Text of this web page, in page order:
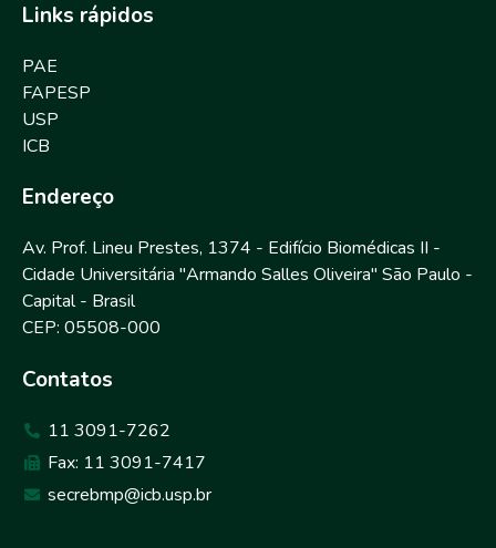
Links rápidos
PAE
FAPESP
USP
ICB
Endereço
Av. Prof. Lineu Prestes, 1374 - Edifício Biomédicas II -
Cidade Universitária "Armando Salles Oliveira" São Paulo -
Capital - Brasil
CEP: 05508-000
Contatos
11 3091-7262
Fax: 11 3091-7417
secrebmp@icb.usp.br